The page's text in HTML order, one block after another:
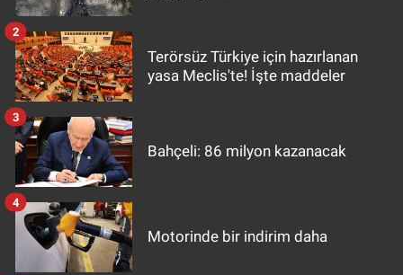
Terörsüz Türkiye için hazırlanan
yasa Meclis'te! İşte maddeler
2
Bahçeli: 86 milyon kazanacak
3
Motorinde bir indirim daha
4